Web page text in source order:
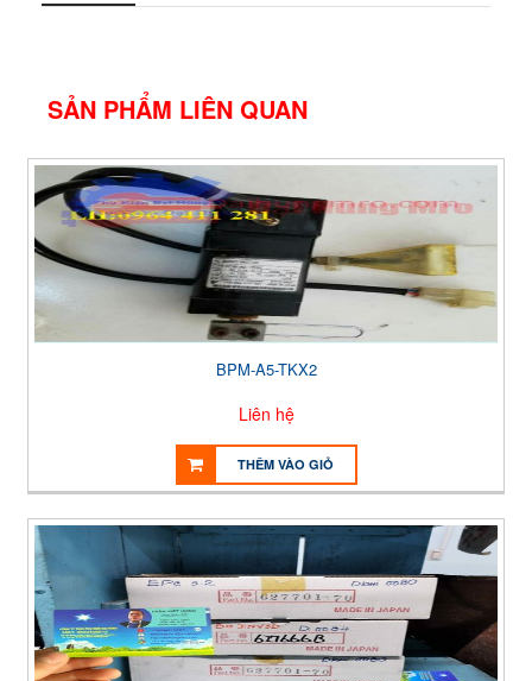
SẢN PHẨM LIÊN QUAN
BPM-A5-TKX2
Liên hệ
THÊM VÀO GIỎ